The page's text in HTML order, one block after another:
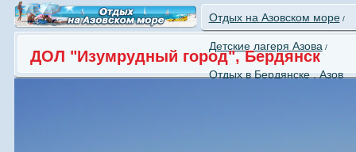
Отдых на Азовском море/
Детские лагеря Азова /
Отдых в Бердянске , Азов
ДОЛ "Изумрудный город", Бердянск